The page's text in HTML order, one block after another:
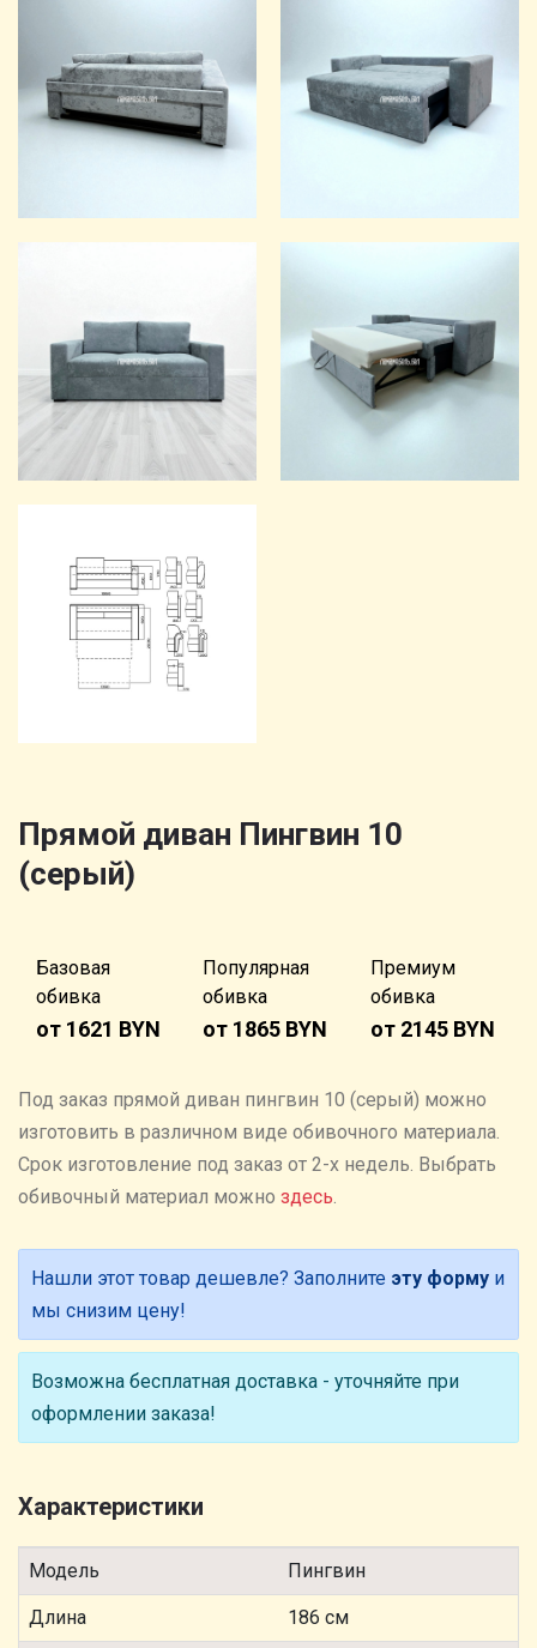
Прямой диван Пингвин 10
(серый)
Базовая
обивка
от 1621 BYN
Популярная
обивка
от 1865 BYN
Премиум
обивка
от 2145 BYN
Под заказ прямой диван пингвин 10 (серый) можно
изготовить в различном виде обивочного материала.
Cрок изготовление под заказ от 2-х недель. Выбрать
обивочный материал можно здесь.
Нашли этот товар дешевле? Заполните эту форму и
мы снизим цену!
Возможна бесплатная доставка - уточняйте при
оформлении заказа!
Характеристики
Модель Пингвин
Длина 186 см